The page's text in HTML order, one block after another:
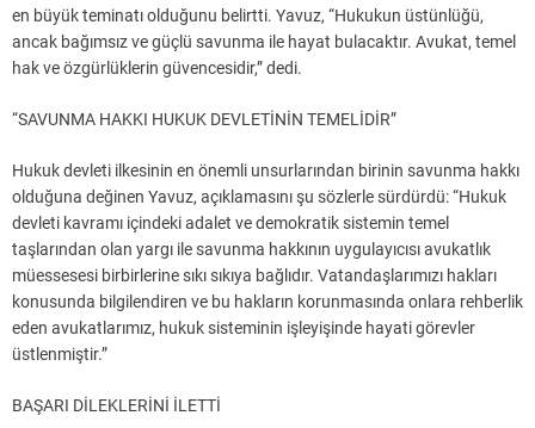
en büyük teminatı olduğunu belirtti. Yavuz, “Hukukun üstünlüğü,
ancak bağımsız ve güçlü savunma ile hayat bulacaktır. Avukat, temel
hak ve özgürlüklerin güvencesidir,” dedi.
“SAVUNMA HAKKI HUKUK DEVLETİNİN TEMELİDİR”
Hukuk devleti ilkesinin en önemli unsurlarından birinin savunma hakkı
olduğuna değinen Yavuz, açıklamasını şu sözlerle sürdürdü: “Hukuk
devleti kavramı içindeki adalet ve demokratik sistemin temel
taşlarından olan yargı ile savunma hakkının uygulayıcısı avukatlık
müessesesi birbirlerine sıkı sıkıya bağlıdır. Vatandaşlarımızı hakları
konusunda bilgilendiren ve bu hakların korunmasında onlara rehberlik
eden avukatlarımız, hukuk sisteminin işleyişinde hayati görevler
üstlenmiştir.”
BAŞARI DİLEKLERİNİ İLETTİ